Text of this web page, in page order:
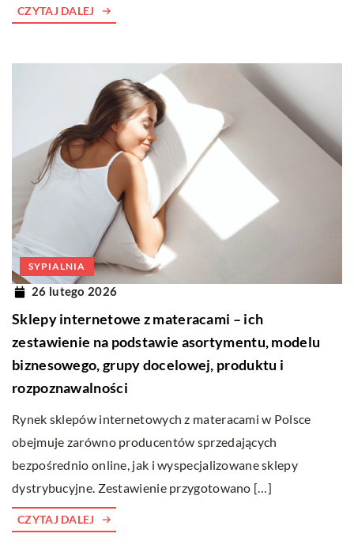
CZYTAJ DALEJ
SYPIALNIA
26 lutego 2026
Sklepy internetowe z materacami – ich
zestawienie na podstawie asortymentu, modelu
biznesowego, grupy docelowej, produktu i
rozpoznawalności
Rynek sklepów internetowych z materacami w Polsce
obejmuje zarówno producentów sprzedających
bezpośrednio online, jak i wyspecjalizowane sklepy
dystrybucyjne. Zestawienie przygotowano […]
CZYTAJ DALEJ